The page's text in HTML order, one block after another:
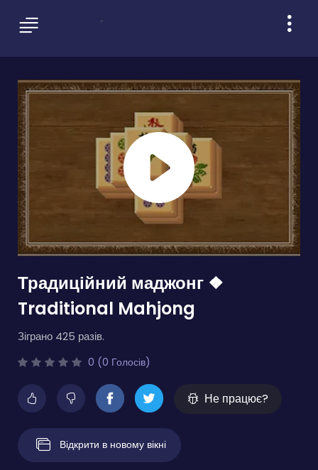
Традиційний маджонг ❖
Traditional Mahjong
Зіграно 425 разів.
0 (0 Голосів)
Не працює?
Відкрити в новому вікні